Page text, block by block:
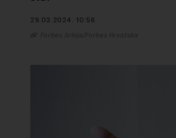
29.03.2024. 10:56
Forbes Srbija/Forbes Hrvatska